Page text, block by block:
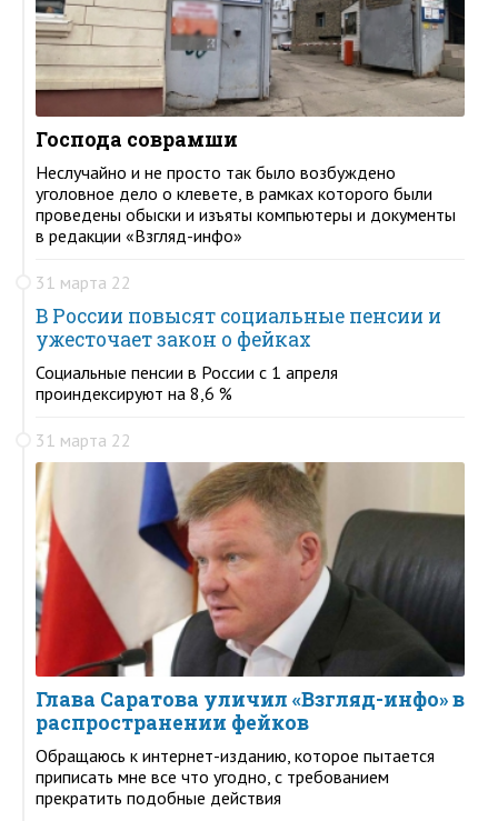
Господа соврамши
Неслучайно и не просто так было возбуждено
уголовное дело о клевете, в рамках которого были
проведены обыски и изъяты компьютеры и документы
в редакции «Взгляд-инфо»
31 марта 22
В России повысят социальные пенсии и
ужесточает закон о фейках
Социальные пенсии в России с 1 апреля
проиндексируют на 8,6 %
31 марта 22
Глава Саратова уличил «Взгляд-инфо» в
распространении фейков
Обращаюсь к интернет-изданию, которое пытается
приписать мне все что угодно, с требованием
прекратить подобные действия